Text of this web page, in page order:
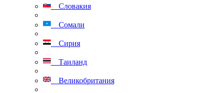
Словакия
Сомали
Сирия
Таиланд
Великобритания